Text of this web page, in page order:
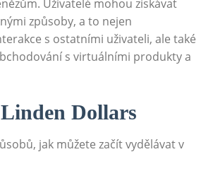
Uživatelé mohou získávat
způsoby, a to nejen
s ostatními uživateli, ale také
s virtuálními produkty a
Dollars
jak můžete začít vydělávat v